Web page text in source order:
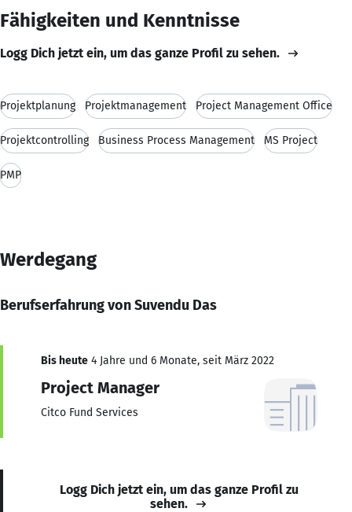
Fähigkeiten und Kenntnisse
Logg Dich jetzt ein, um das ganze Profil zu sehen.
Projektplanung Projektmanagement Project Management Office
Projektcontrolling Business Process Management MS Project
PMP
Werdegang
Berufserfahrung von Suvendu Das
Bis heute 4 Jahre und 6 Monate, seit März 2022
Project Manager
Citco Fund Services
Logg Dich jetzt ein, um das ganze Profil zu
sehen.